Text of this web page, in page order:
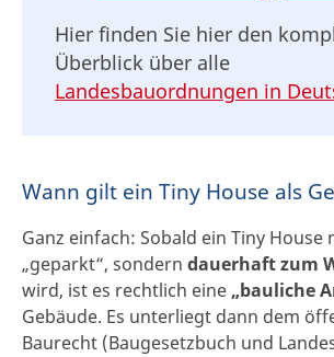
Hier finden Sie hier den
Überblick über alle
Landesbauordnungen in
Wann gilt ein Tiny House als
Ganz einfach: Sobald ein Tiny House
„geparkt“, sondern dauerhaft zum
wird, ist es rechtlich eine „bauliche
Gebäude. Es unterliegt dann dem
Baurecht (Baugesetzbuch und